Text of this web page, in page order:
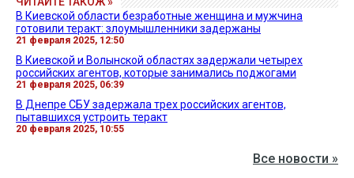
В Киевской области безработные женщина и мужчина
готовили теракт: злоумышленники задержаны
21 февраля 2025, 12:50
В Киевской и Волынской областях задержали четырех
российских агентов, которые занимались поджогами
21 февраля 2025, 06:39
В Днепре СБУ задержала трех российских агентов,
пытавшихся устроить теракт
20 февраля 2025, 10:55
Все новости »